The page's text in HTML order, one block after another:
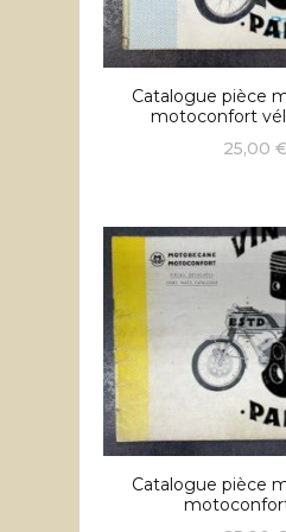
Catalogue pièce
motoconfort
25,00
Catalogue pièce